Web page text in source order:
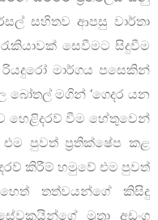
සහිතව ආපසු වාර්තා
සෙවීමට සිදුවීම
රියදුරෝ මාර්ගය පසෙකින්
බෝතල් මගින් ‘ගෙදර යන
හෙළිදරව් වීම හේතුවෙන්
පුවත් ප්‍රතික්ෂේප කළ
කිරීම් හමුවේ එම පුවත්
තත්වයන්ගේ කිසිදු
මුත්‍රා අඩංගු